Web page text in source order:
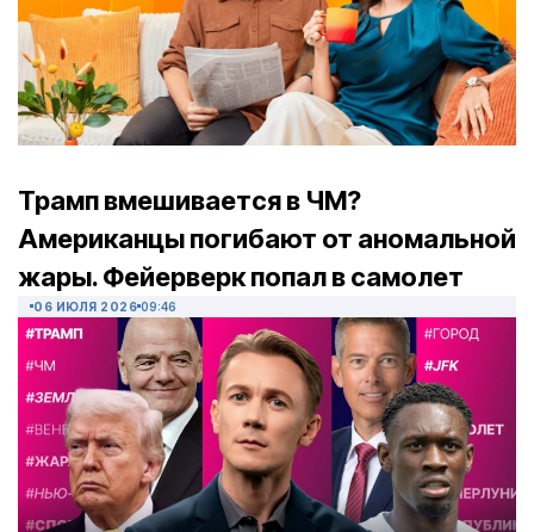
Трамп вмешивается в ЧМ?
Американцы погибают от аномальной
жары. Фейерверк попал в самолет
06 ИЮЛЯ 2026 09:46